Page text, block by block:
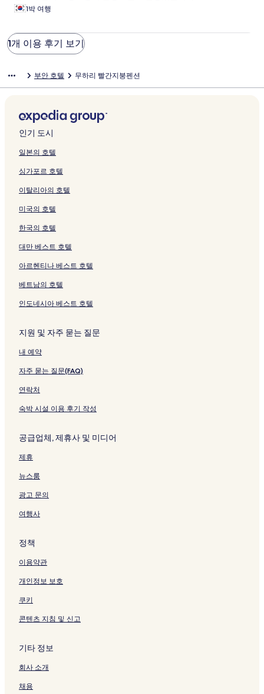
1박 여행
1개 이용 후기 보기
부안 호텔 무하리 빨간지붕펜션
인기 도시
일본의 호텔
싱가포르 호텔
이탈리아의 호텔
미국의 호텔
한국의 호텔
대만 베스트 호텔
아르헨티나 베스트 호텔
베트남의 호텔
인도네시아 베스트 호텔
지원 및 자주 묻는 질문
내 예약
자주 묻는 질문(FAQ)
연락처
숙박 시설 이용 후기 작성
공급업체, 제휴사 및 미디어
제휴
뉴스룸
광고 문의
여행사
정책
이용약관
개인정보 보호
쿠키
콘텐츠 지침 및 신고
기타 정보
회사 소개
채용